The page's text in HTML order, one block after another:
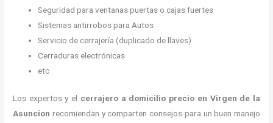
Seguridad para ventanas puertas o cajas fuertes
Sistemas antirrobos para Autos
Servicio de cerrajería (duplicado de llaves)
Cerraduras electrónicas
etc
Los expertos y el cerrajero a domicilio precio en Virgen de la
Asuncion recomiendan y comparten consejos para un buen manejo